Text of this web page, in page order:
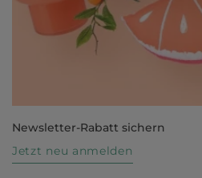
Newsletter-Rabatt sichern
Jetzt neu anmelden